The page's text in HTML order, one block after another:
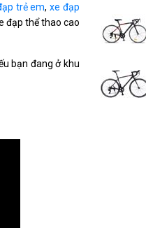
trẻ em,xe đạp
đạp thể thao cao
bạn đang ở khu